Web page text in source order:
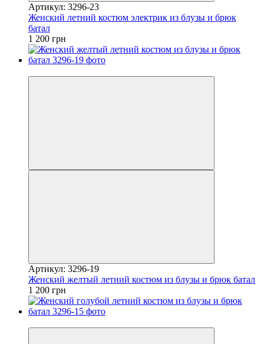
Артикул: 3296-23
Женский летний костюм электрик из блузы и брюк
батал
1 200 грн
Артикул: 3296-19
Женский желтый летний костюм из блузы и брюк батал
1 200 грн